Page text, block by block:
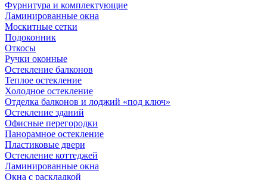
Фурнитура и комплектующие
Ламинированные окна
Москитные сетки
Подоконник
Откосы
Ручки оконные
Остекление балконов
Теплое остекление
Холодное остекление
Отделка балконов и лоджий «под ключ»
Остекление зданий
Офисные перегородки
Панорамное остекление
Пластиковые двери
Остекление коттеджей
Ламинированные окна
Окна с раскладкой